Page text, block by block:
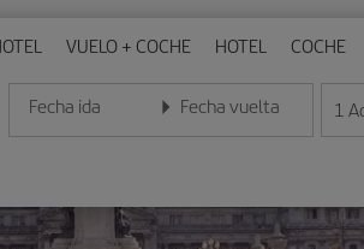
VUELO + COCHE HOTEL COCHE
Fecha ida
Introduce la fecha en formato día/mes/año
Fecha vuelta
Introduce la fecha en 1